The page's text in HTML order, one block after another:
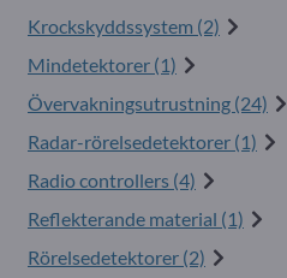
Krockskyddssystem (2)
Mindetektorer (1)
Övervakningsutrustning (24)
Radar-rörelsedetektorer (1)
Radio controllers (4)
Reflekterande material (1)
Rörelsedetektorer (2)